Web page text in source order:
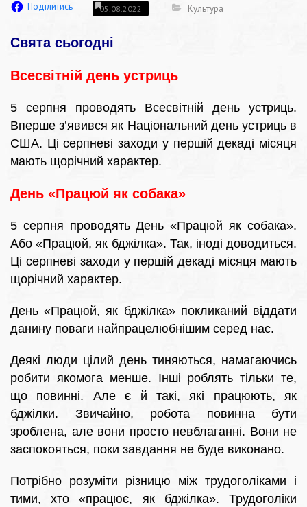
Поділитись 05.08.2022 Культура
Свята сьогодні
Всесвітній день устриць
5 серпня проводять Всесвітній день устриць.
Вперше з’явився як Національний день устриць в
США. Ці серпневі заходи у першій декаді місяця
мають щорічний характер.
День «Працюй як собака»
5 серпня проводять День «Працюй як собака».
Або «Працюй, як бджілка». Так, іноді доводиться.
Ці серпневі заходи у першій декаді місяця мають
щорічний характер.
День «Працюй, як бджілка» покликаний віддати
данину поваги найпрацелюбнішим серед нас.
Деякі люди цілий день тиняються, намагаючись
робити якомога менше. Інші роблять тільки те,
що повинні. Але є й такі, які працюють, як
бджілки. Звичайно, робота повинна бути
зроблена, але вони просто невблаганні. Вони не
заспокояться, поки завдання не буде виконано.
Потрібно розуміти різницю між трудоголіками і
тими, хто «працює, як бджілка». Трудоголіки